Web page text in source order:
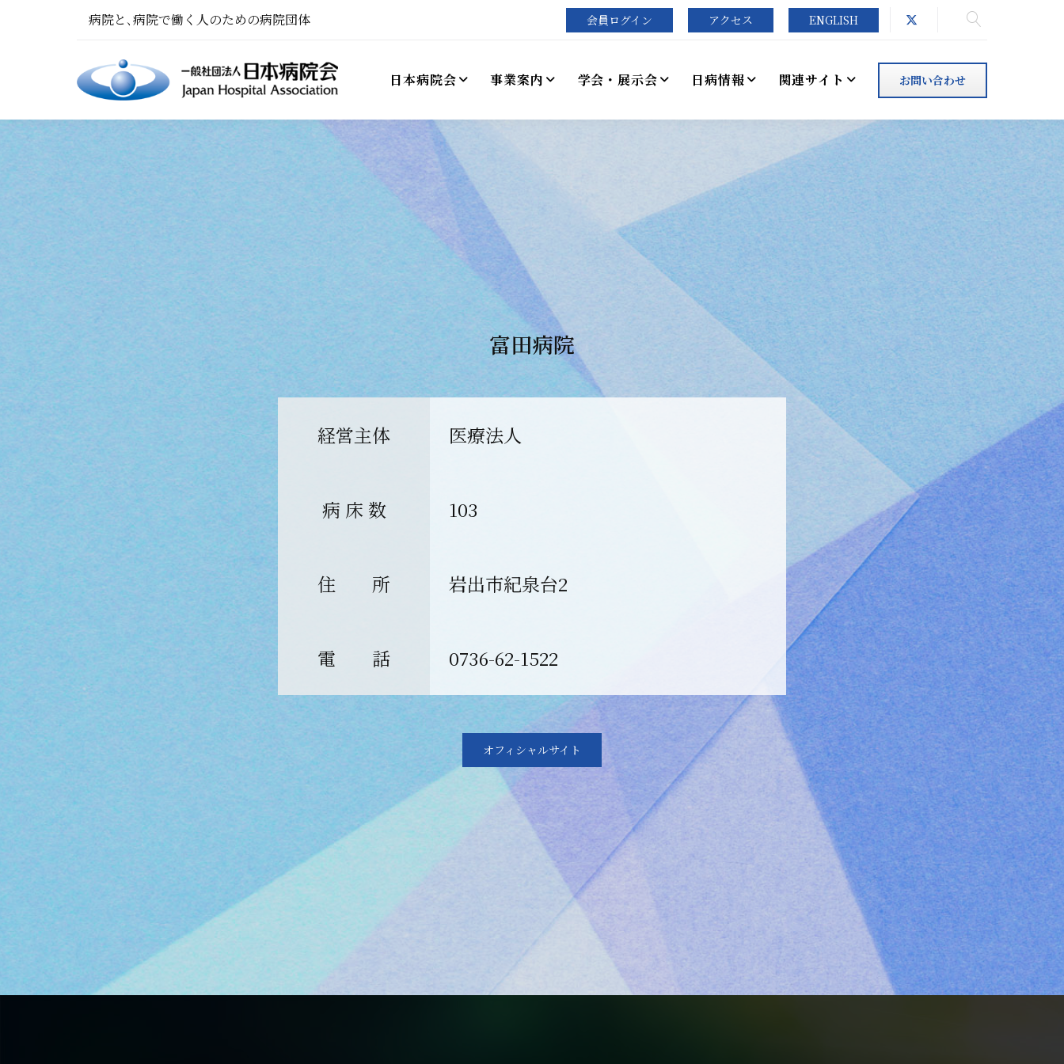
病院と､病院で働く人のための病院団体 会員ログイン アクセス ENGLISH
お問い合わせ
日本病院会 事業案内 学会・展示会 日病情報 関連サイト
富田病院
経営主体 医療法人
病 床 数 103
住 所 岩出市紀泉台2
電 話 0736-62-1522
オフィシャルサイト